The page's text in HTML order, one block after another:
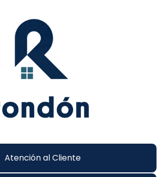
Atención al Cliente